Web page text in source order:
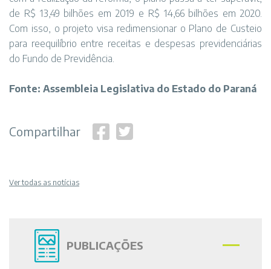
de R$ 13,49 bilhões em 2019 e R$ 14,66 bilhões em 2020.
Com isso, o projeto visa redimensionar o Plano de Custeio
para reequilíbrio entre receitas e despesas previdenciárias
do Fundo de Previdência.
Fonte: Assembleia Legislativa do Estado do Paraná
Compartilhar
Ver todas as notícias
PUBLICAÇÕES